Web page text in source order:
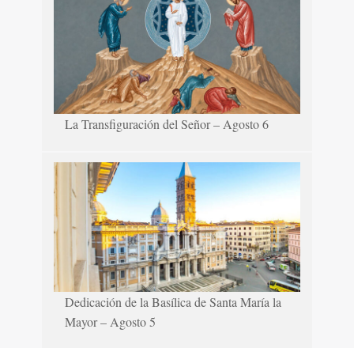
La Transfiguración del Señor – Agosto 6
Dedicación de la Basílica de Santa María la
Mayor – Agosto 5